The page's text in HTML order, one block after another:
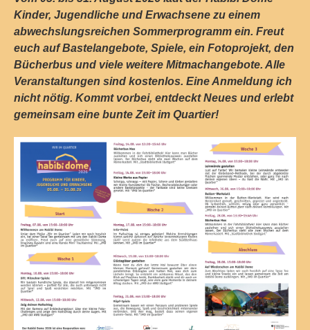
Kinder, Jugendliche und Erwachsene zu einem
abwechslungsreichen Sommerprogramm ein. Freut
euch auf Bastelangebote, Spiele, ein Fotoprojekt, den
Bücherbus und viele weitere Mitmachangebote. Alle
Veranstaltungen sind kostenlos. Eine Anmeldung ich
nicht nötig. Kommt vorbei, entdeckt Neues und erlebt
gemeinsam eine bunte Zeit im Quartier!